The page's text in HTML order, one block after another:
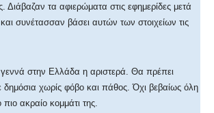
Διάβαζαν τα αφιερώματα στις εφημερίδες μετά
και συνέτασσαν βάσει αυτών των στοιχείων τις
γεννά στην Ελλάδα η αριστερά. Θα πρέπει
χωρίς φόβο και πάθος. Όχι βεβαίως όλη
ακραίο κομμάτι της.